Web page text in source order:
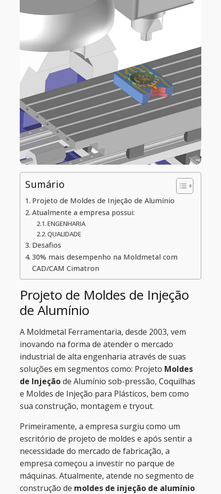
Sumário
Projeto de Moldes de Injeção de Alumínio
Atualmente a empresa possui:
ENGENHARIA
QUALIDADE
Desafios
30% mais desempenho na Moldmetal com
CAD/CAM Cimatron
Projeto de Moldes de Injeção
de Alumínio
A Moldmetal Ferramentaria, desde 2003, vem
inovando na forma de atender o mercado
industrial de alta engenharia através de suas
soluções em segmentos como: Projeto Moldes
de Injeçãode Alumínio sob-pressão, Coquilhas
e Moldes de Injeção para Plásticos, bem como
sua construção, montagem e tryout.
Primeiramente, a empresa surgiu como um
escritório de projeto de moldes e após sentir a
necessidade do mercado de fabricação, a
empresa começou a investir no parque de
máquinas. Atualmente, atende no segmento de
construção de moldes de injeção de alumínio